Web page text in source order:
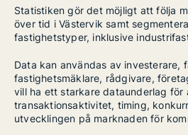
Statistiken gör det möjligt att följa
över tid i Västervik samt
fastighetstyper, inklusive
Data kan användas av investerare,
fastighetsmäklare, rådgivare,
vill ha ett starkare dataunderlag för
transaktionsaktivitet, timing,
utvecklingen på marknaden för